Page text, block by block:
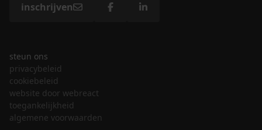
inschrijven
steun ons
privacybeleid
cookiebeleid
website door webreact
toegankelijkheid
algemene voorwaarden